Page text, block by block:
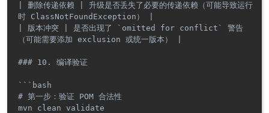
| 删除传递依赖 | 升级是否丢失了必要的传递依赖（可能导致运行
时 ClassNotFoundException） |
| 版本冲突 | 是否出现了 `omitted for conflict` 警告
（可能需要添加 exclusion 或统一版本） |
### 10. 编译验证
```bash
# 第一步：验证 POM 合法性
mvn clean validate